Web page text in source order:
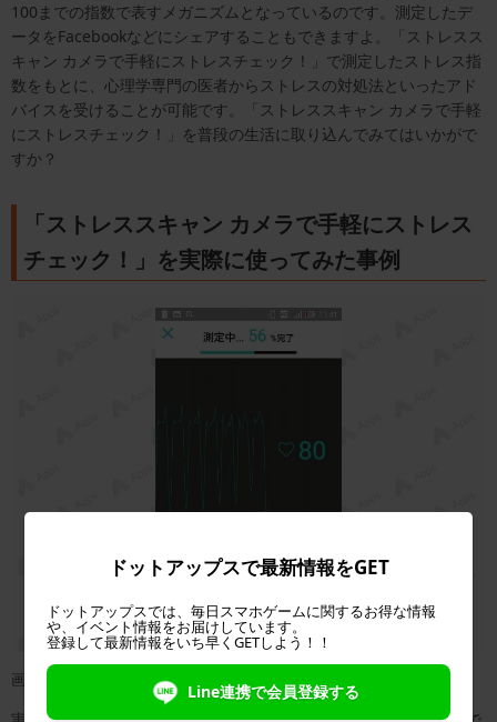
100までの指数で表すメガニズムとなっているのです。測定したデ
ータをFacebookなどにシェアすることもできますよ。「ストレスス
キャン カメラで手軽にストレスチェック！」で測定したストレス指
数をもとに、心理学専門の医者からストレスの対処法といったアド
バイスを受けることが可能です。「ストレススキャン カメラで手軽
にストレスチェック！」を普段の生活に取り込んでみてはいかがで
すか？
「ストレススキャン カメラで手軽にストレス
チェック！」を実際に使ってみた事例
画像：著者撮影
ドットアップスで最新情報をGET
ドットアップスでは、毎日スマホゲームに関するお得な情報
や、イベント情報をお届けしています。
登録して最新情報をいち早くGETしよう！！
Line連携で会員登録する